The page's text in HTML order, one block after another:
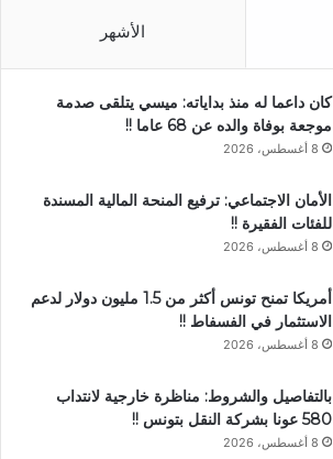
الأشهر
كان داعما له منذ بداياته: ميسي يتلقى صدمة
موجعة بوفاة والده عن 68 عاما !!
8 أغسطس، 2026
الأمان الاجتماعي: ترفيع المنحة المالية المسندة
للفئات الفقيرة !!
8 أغسطس، 2026
أمريكا تمنح تونس أكثر من 1.5 مليون دولار لدعم
الاستثمار في الفسفاط !!
8 أغسطس، 2026
بالتفاصيل والشروط: مناظرة خارجية لانتداب
580 عونا بشركة النقل بتونس !!
8 أغسطس، 2026